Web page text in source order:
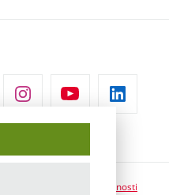
Prohlášení o přístupnosti